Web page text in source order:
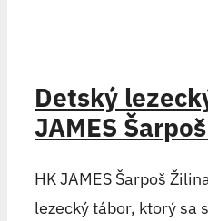
Detský
JAMES
HK JAMES Šarpoš
lezecký tábor, ktorý sa